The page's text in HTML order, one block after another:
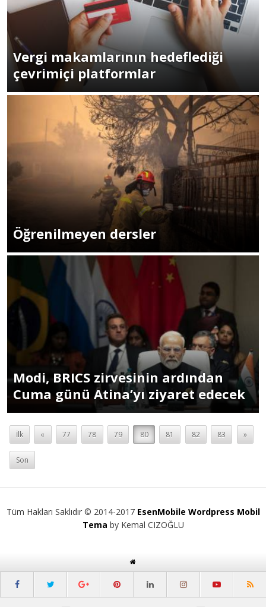
Vergi makamlarının hedeflediği
çevrimiçi platformlar
Öğrenilmeyen dersler
Modi, BRICS zirvesinin ardından
Cuma günü Atina’yı ziyaret edecek
İlk « 77 78 79 80 81 82 83 »
Son
Tüm Hakları Saklıdır © 2014-2017 EsenMobile Wordpress Mobil
Tema by Kemal CIZOĞLU